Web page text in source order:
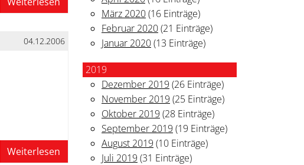
04.12.2006
Weiterlesen
März 2020(16 Einträge)
Februar 2020(21 Einträge)
Januar 2020(13 Einträge)
2019
Dezember 2019 (26 Einträge)
November 2019 (25 Einträge)
Oktober 2019 (28 Einträge)
September 2019 (19 Einträge)
August 2019 (10 Einträge)
Juli 2019 (31 Einträge)